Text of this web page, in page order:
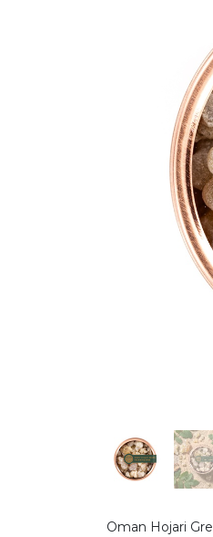
Oman Hojari